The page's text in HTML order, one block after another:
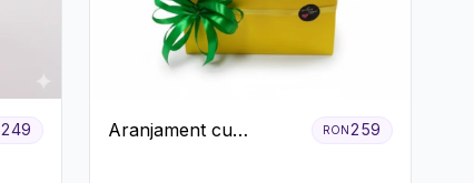
249
Aranjament cu
RON259